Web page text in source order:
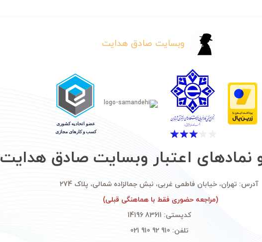
وبسایت صادق هدایت
نمادهای اعتبار وبسایت صادق هدایت
آدرس: تهران، خیابان فاطمی غربی، نبش جمالزاده شمالی، پلاک 274
(مراجعه حضوری فقط با هماهنگی قبلی)
کدپستی: 83611 14196
تلفن: 910 92 910 021